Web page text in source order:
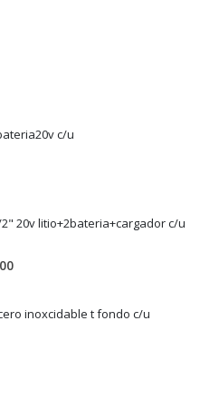
c/u
20v litio+2bateria+cargador c/u
El
es:
inoxcidable t fondo c/u